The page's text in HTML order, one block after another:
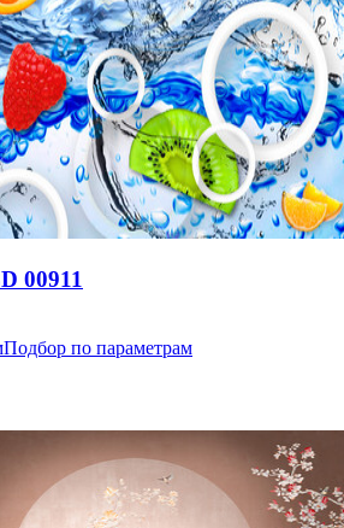
00911
Подбор по параметрам